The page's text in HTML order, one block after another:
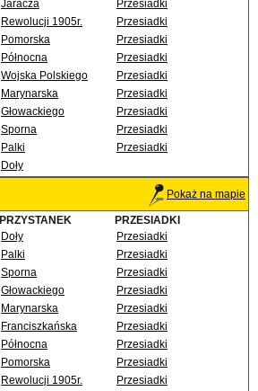
Jaracza
Przesiadki
Rewolucji 1905r.
Przesiadki
Pomorska
Przesiadki
Północna
Przesiadki
Wojska Polskiego
Przesiadki
Marynarska
Przesiadki
Głowackiego
Przesiadki
Sporna
Przesiadki
Palki
Przesiadki
Doły
Pokaż na mapie
PRZYSTANEK
PRZESIADKI
Doły
Przesiadki
Palki
Przesiadki
Sporna
Przesiadki
Głowackiego
Przesiadki
Marynarska
Przesiadki
Franciszkańska
Przesiadki
Północna
Przesiadki
Pomorska
Przesiadki
Rewolucji 1905r. Przesiadki